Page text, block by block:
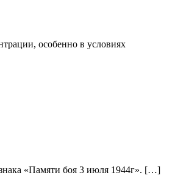
особенно в условиях
«Памяти боя 3 июля 1944г». […]